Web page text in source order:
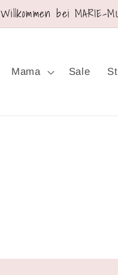
Willkommen bei MARIE-
Mama Sale